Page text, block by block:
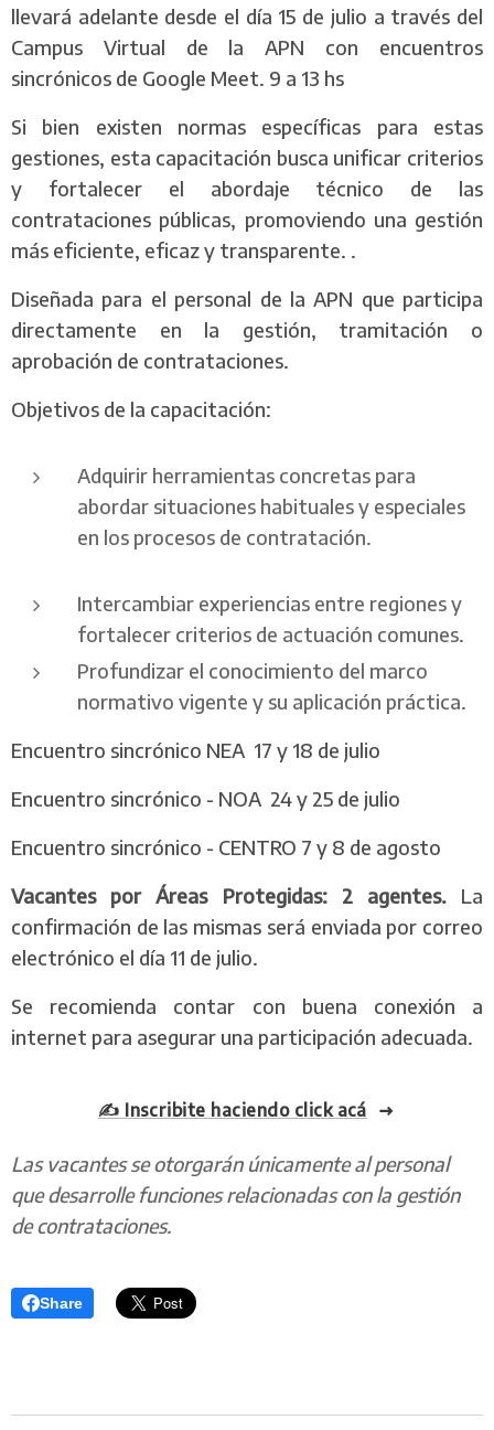
llevará adelante desde el día 15 de julio a través del
Campus Virtual de la APN con encuentros
sincrónicos de Google Meet. 9 a 13 hs
Si bien existen normas específicas para estas
gestiones, esta capacitación busca unificar criterios
y fortalecer el abordaje técnico de las
contrataciones públicas, promoviendo una gestión
más eficiente, eficaz y transparente. .
Diseñada para el personal de la APN que participa
directamente en la gestión, tramitación o
aprobación de contrataciones.
Objetivos de la capacitación:
Adquirir herramientas concretas para
abordar situaciones habituales y especiales
en los procesos de contratación.
Intercambiar experiencias entre regiones y
fortalecer criterios de actuación comunes.
Profundizar el conocimiento del marco
normativo vigente y su aplicación práctica.
Encuentro sincrónico NEA 17 y 18 de julio
Encuentro sincrónico - NOA 24 y 25 de julio
Encuentro sincrónico - CENTRO 7 y 8 de agosto
Vacantes por Áreas Protegidas: 2 agentes.La
confirmación de las mismas será enviada por correo
electrónico el día 11 de julio.
Se recomienda contar con buena conexión a
internet para asegurar una participación adecuada.
✍️ Inscribite haciendo click acá
Las vacantes se otorgarán únicamente al personal
que desarrolle funciones relacionadas con la gestión
de contrataciones.
Share